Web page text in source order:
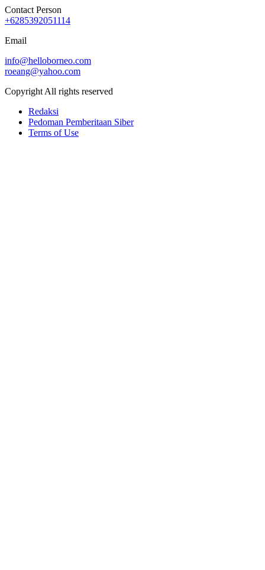
Contact Person
+6285392051114
Email
info@helloborneo.com
roeang@yahoo.com
Copyright All rights reserved
Redaksi
Pedoman Pemberitaan Siber
Terms of Use